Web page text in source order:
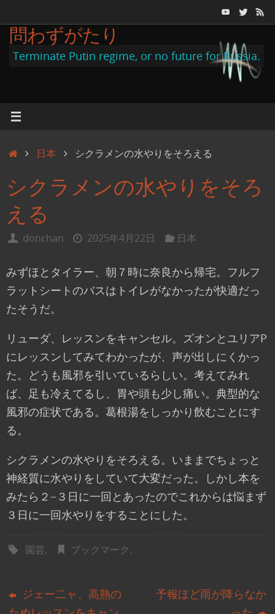
ン
ッ
問わずがたり
Terminate Putin regime, or no future for Russia.
ホ
ム
日本 シクラメンの水やりをそろえる
シクラメンの水やりをそろ
える
donchan 2025年4月22日 日本
みずほとタイラー、朝７時に奈良から帰宅。フルフ
ラットシートのバスはトイレがなかったが快適だっ
たそうだ。
リューダ、レッスンをキャンセル。ズオンとユリアP
にレッスンしてみてわかったが、声が出しにくかっ
た。どうも風邪を引いているらしい。考えてみれ
ば、足も冷えてるし、胃や頭も少し痛い。典型的な
風邪の症状である。葛根湯をしっかり飲むことにす
る。
シクラメンの水やりをそろえる。いままでちょっと
神経質に水やりをしていて大変だった。しかし本を
みたら２−３日に一回とあったのでこれからは悩まず
３日に一回水やりをすることにした。
園芸. ブックマーク.
ジェー二ャ、高熱の
予報ほど雨が降らなか